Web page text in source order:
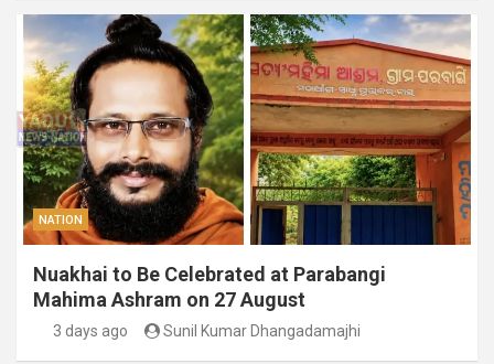
NATION
Nuakhai to Be Celebrated at Parabangi
Mahima Ashram on 27 August
3 days ago Sunil Kumar Dhangadamajhi